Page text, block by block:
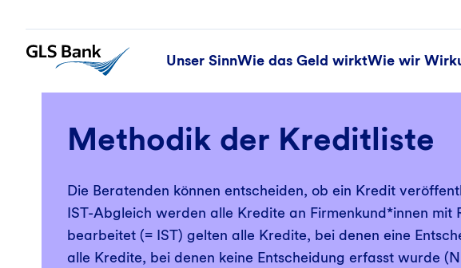
Unser SinnWie das Geld wirktWie wir
Methodik der Kreditliste
Die Beratenden können entscheiden, ob ein Kredit
IST-Abgleich werden alle Kredite an Firmenkund*innen
bearbeitet (= IST) gelten alle Kredite, bei denen eine
alle Kredite, bei denen keine Entscheidung erfasst wurde